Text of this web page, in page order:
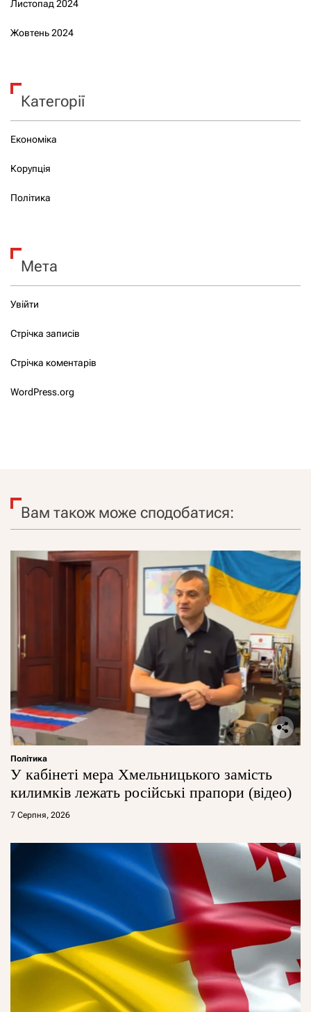
Листопад 2024
Жовтень 2024
Категорії
Економіка
Корупція
Політика
Мета
Увійти
Стрічка записів
Стрічка коментарів
WordPress.org
Вам також може сподобатися:
Політика
У кабінеті мера Хмельницького замість
килимків лежать російські прапори (відео)
7 Серпня, 2026